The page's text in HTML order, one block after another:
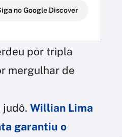
no Google Discover
por tripla
mergulhar de
judô. Willian Lima
garantiu o